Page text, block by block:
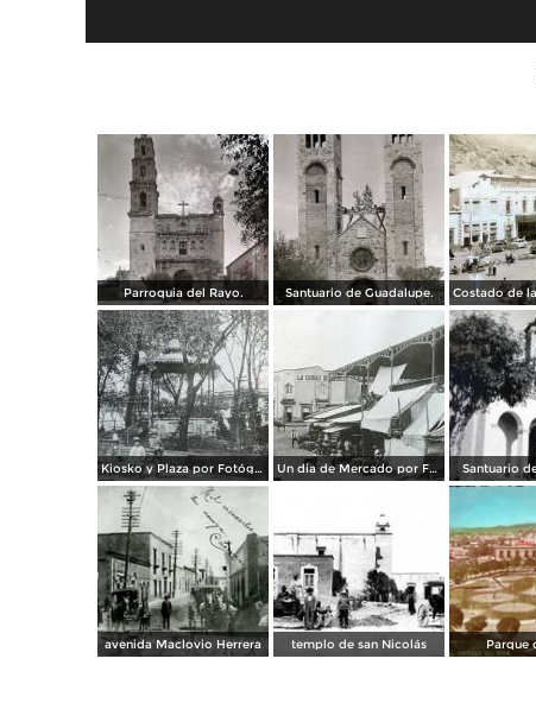
Parroquia del Rayo. Santuario de Guadalupe.
Kiosko y Plaza por Fotógrafo Winfield Scott. Un dia de Mercado por Fotógrafo Winfield Scott. Santuario
avenida Maclovio Herrera templo de san Nicolás Parque